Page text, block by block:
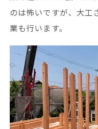
のは怖いですが、大工
業も行います。